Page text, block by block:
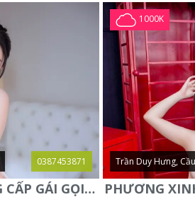
0387453871
KIỀU OANH-ĐẲNG CẤP GÁI GỌI XINH SANG-NGOAN NGOÃN
1000K
Trần Duy Hưng,